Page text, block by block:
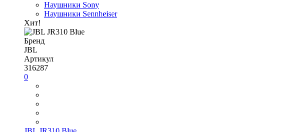
Наушники Sony
Наушники Sennheiser
Хит!
Бренд
JBL
Артикул
316287
0